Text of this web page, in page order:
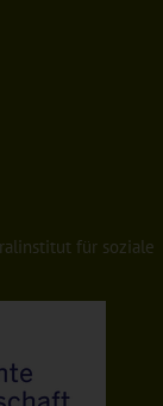
für soziale